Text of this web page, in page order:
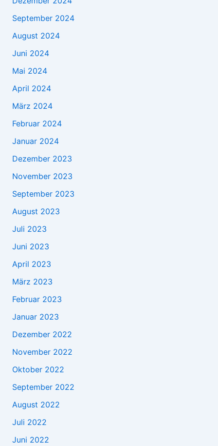
September 2024
August 2024
Juni 2024
Mai 2024
April 2024
März 2024
Februar 2024
Januar 2024
Dezember 2023
November 2023
September 2023
August 2023
Juli 2023
Juni 2023
April 2023
März 2023
Februar 2023
Januar 2023
Dezember 2022
November 2022
Oktober 2022
September 2022
August 2022
Juli 2022
Juni 2022